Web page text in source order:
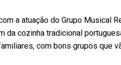
a atuação do Grupo Musical
da cozinha tradicional
com bons grupos que